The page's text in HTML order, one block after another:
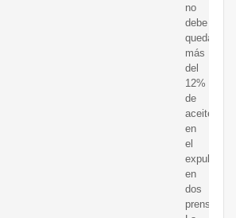
no
debe
quedar
más
del
12%
de
aceite
en
el
expulsor
en
dos
prensas.